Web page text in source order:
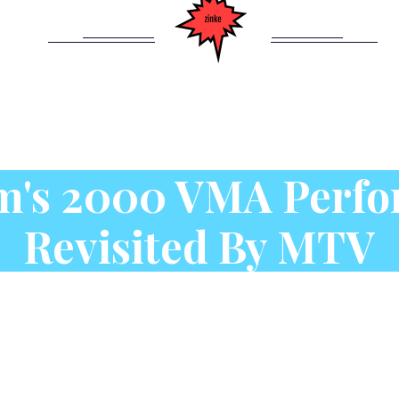
2000 VMA
Revisited By MTV